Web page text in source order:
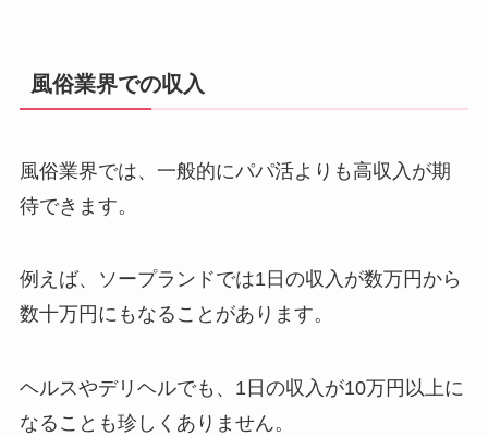
風俗業界での収入
風俗業界では、一般的にパパ活よりも高収入が期
待できます。
例えば、ソープランドでは1日の収入が数万円から
数十万円にもなることがあります。
ヘルスやデリヘルでも、1日の収入が10万円以上に
なることも珍しくありません。